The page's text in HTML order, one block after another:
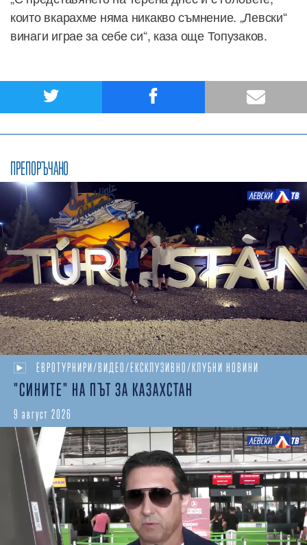
които вкарахме няма никакво съмнение. „Левски“
винаги играе за себе си“, каза още Топузаков.
ПРЕПОРЪЧАНО
ЕВРОТУРНИРИ/ВИДЕО/ЕКСКЛУЗИВНО/КЛУБНИ НОВИНИ
"СИНИТЕ" НА ПЪТ ЗА КАЗАХСТАН
9 август 2026